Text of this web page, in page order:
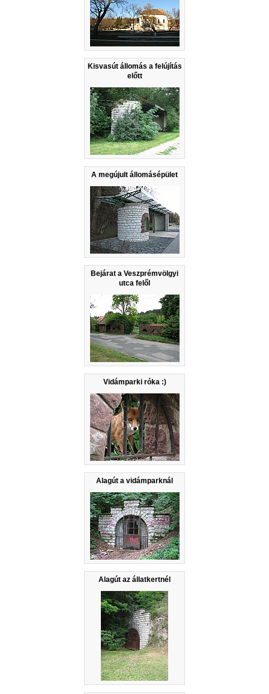
Kisvasút állomás a felújítás
előtt
A megújult állomásépület
Bejárat a Veszprémvölgyi
utca felől
Vidámparki róka :)
Alagút a vidámparknál
Alagút az állatkertnél